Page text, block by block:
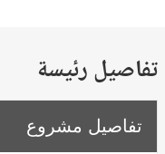
رئيسة
مشروع